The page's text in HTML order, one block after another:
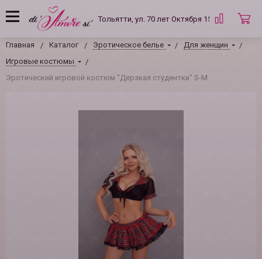
Тольятти, ул. 70 лет Октября 15 Б
Главная Каталог Эротическое белье
Для женщин
Игровые костюмы
Эротический игровой костюм "Дерзкая студентки" S-M